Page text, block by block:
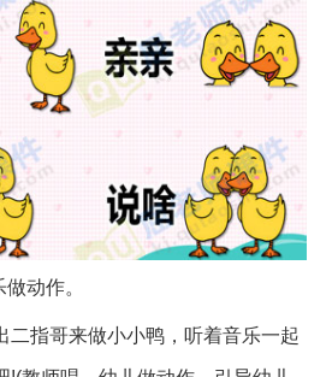
动作。
指哥来做小小鸭，听着音乐一起